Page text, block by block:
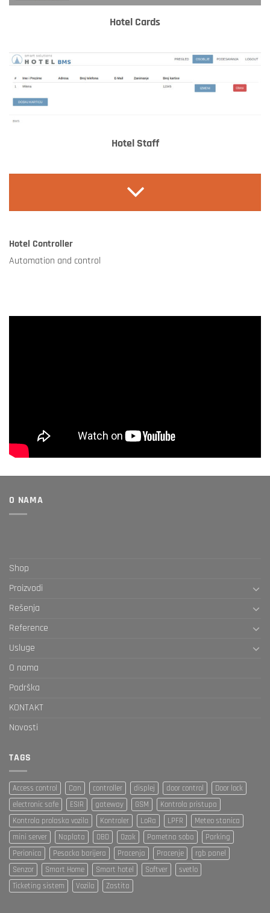
Hotel Cards
Hotel Staff
Hotel Controller
Automation and control
O NAMA
Shop
Proizvodi
Rešenja
Reference
Usluge
O nama
Podrška
KONTAKT
Novosti
TAGS
Access control Can controller displej door control
Door lock
electronic safe
ESIR gateway GSM
Kontrola pristupa
Kontrola prolaska vozila
Kontroler LoRa LPFR
Meteo stanica
mini server
Naplata OBD Ozak Pametna soba
Parking
Perionica
Pesacka barijera Pracenja Pracenje
rgb panel
Senzor
Smart Home Smart hotel Softver
svetlo
Ticketing sistem
Vozila Zastita